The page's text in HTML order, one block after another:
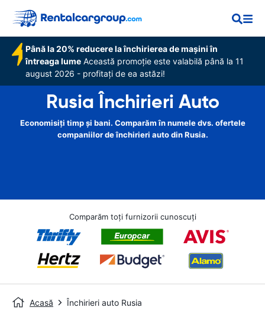
Până la 20% reducere la închirierea de mașini în
întreaga lume Această promoție este valabilă până la 11
august 2026 - profitați de ea astăzi!
Rusia Închirieri Auto
Economisiți timp și bani. Comparăm în numele dvs. ofertele
companiilor de închirieri auto din Rusia.
Comparăm toți furnizorii cunoscuți
Acasă Închirieri auto Rusia